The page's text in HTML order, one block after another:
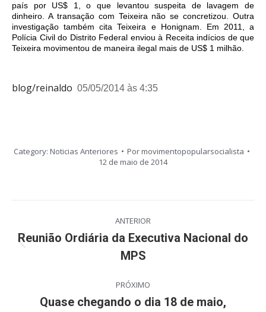
país por US$ 1, o que levantou suspeita de lavagem de
dinheiro. A transação com Teixeira não se concretizou. Outra
investigação também cita Teixeira e Honignam. Em 2011, a
Polícia Civil do Distrito Federal enviou à Receita indícios de que
Teixeira movimentou de maneira ilegal mais de US$ 1 milhão.
blog/reinaldo 05/05/2014 às 4:35
Category: Noticias Anteriores Pormovimentopopularsocialista
12 de maio de 2014
de
ANTERIOR
Post
anterior:
Reunião Ordiária da Executiva Nacional do
MPS
PRÓXIMO
Quase chegando o dia 18 de maio,